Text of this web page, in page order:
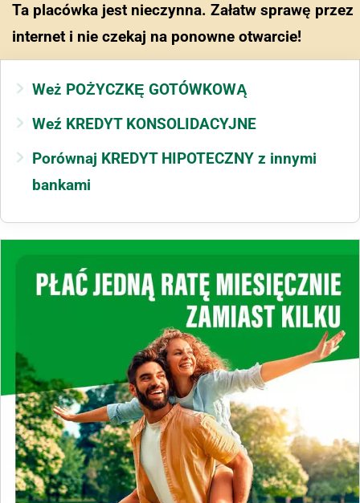
Ta placówka jest nieczynna. Załatw sprawę przez
internet i nie czekaj na ponowne otwarcie!
Weż POŻYCZKĘ GOTÓWKOWĄ
Weź KREDYT KONSOLIDACYJNE
Porównaj KREDYT HIPOTECZNY z innymi
bankami